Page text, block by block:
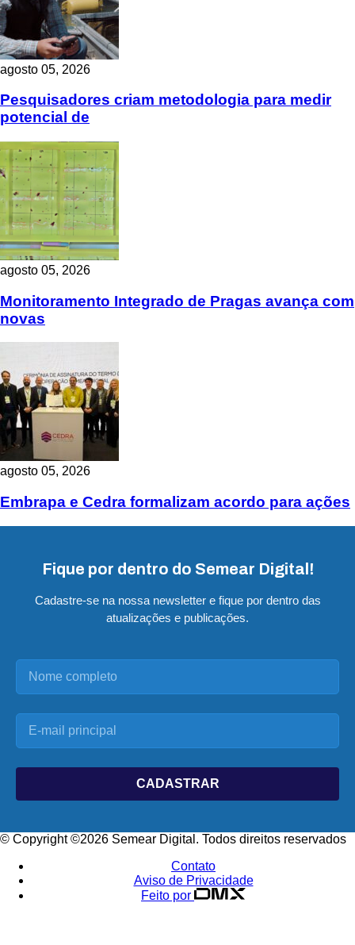
agosto 05, 2026
Pesquisadores criam metodologia para medir
potencial de
agosto 05, 2026
Monitoramento Integrado de Pragas avança com
novas
agosto 05, 2026
Embrapa e Cedra formalizam acordo para ações
Fique por dentro do Semear Digital!
Cadastre-se na nossa newsletter e fique por dentro das
atualizações e publicações.
CADASTRAR
© Copyright ©2026 Semear Digital. Todos direitos reservados
Contato
Aviso de Privacidade
Feito por